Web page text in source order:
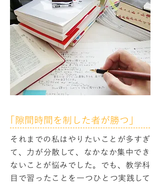
｢隙間時間を制した者が勝つ｣
それまでの私はやりたいことが多すぎ
て、力が分散して、なかなか集中でき
ないことが悩みでした。でも、教学科
目で習ったことを一つひとつ実践して